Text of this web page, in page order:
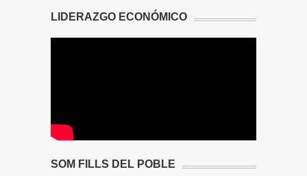
LIDERAZGO ECONÓMICO
SOM FILLS DEL POBLE